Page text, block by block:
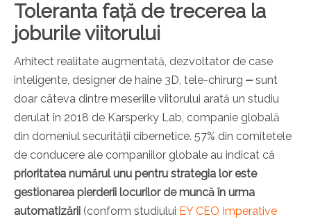
Toleranta față de trecerea la
joburile viitorului
Arhitect realitate augmentată, dezvoltator de case
inteligente, designer de haine 3D, tele-chirurg ⎼sunt
doar câteva dintre meseriile viitorului arată un studiu
derulat în 2018 de Karsperky Lab, companie globală
din domeniul securității cibernetice. 57% din comitetele
de conducere ale companiilor globale au indicat că
prioritatea numărul unu pentru strategia lor este
gestionarea pierderii locurilor de muncă în urma
automatizării (conform studiului EY CEO Imperative